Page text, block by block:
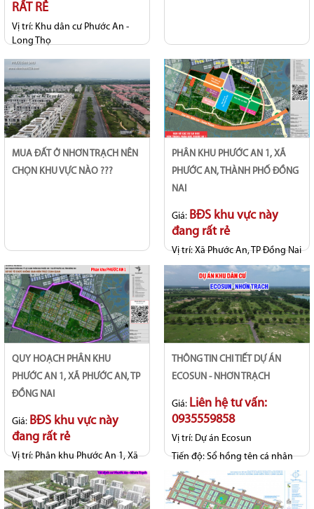
RẤT RẺ
Vị trí: Khu dân cư Phước An -
Long Thọ
MUA ĐẤT Ở NHƠN TRẠCH NÊN
CHỌN KHU VỰC NÀO ???
PHÂN KHU PHƯỚC AN 1, XÃ
PHƯỚC AN, THÀNH PHỐ ĐỒNG
NAI
Giá: BĐS khu vực này
đang rất rẻ
Vị trí:Xã Phước An, TP Đồng Nai
QUY HOẠCH PHÂN KHU
PHƯỚC AN 1, XÃ PHƯỚC AN, TP
ĐỒNG NAI
Giá: BĐS khu vực này
đang rất rẻ
Vị trí:Phân khu Phước An 1, Xã
Phước An, Tp Đồng Nai
THÔNG TIN CHI TIẾT DỰ ÁN
ECOSUN - NHƠN TRẠCH
Giá: Liên hệ tư vấn:
0935559858
Vị trí: Dự án Ecosun
Tiến độ:Sổ hồng tên cá nhân